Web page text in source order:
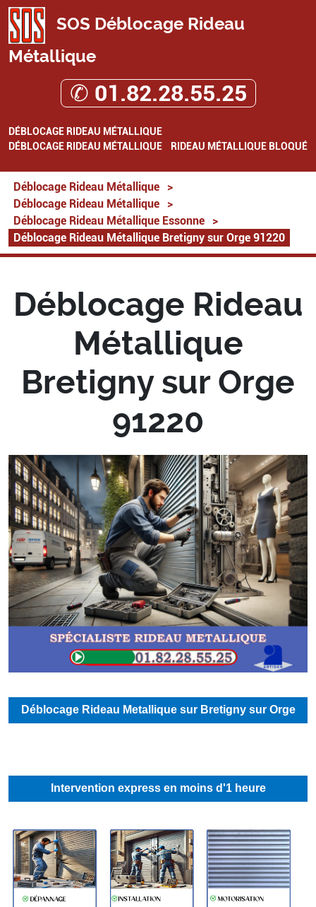
SOS Déblocage Rideau
Métallique
✆ 01.82.28.55.25
DÉBLOCAGE RIDEAU MÉTALLIQUE
DÉBLOCAGE RIDEAU MÉTALLIQUE
RIDEAU MÉTALLIQUE BLOQUÉ
Déblocage Rideau Métallique
>
Déblocage Rideau Métallique
>
Déblocage Rideau Métallique Essonne
>
Déblocage Rideau Métallique Bretigny sur Orge 91220
Déblocage Rideau
Métallique
Bretigny sur Orge
91220
Déblocage Rideau Metallique sur Bretigny sur Orge
Intervention express en moins d'1 heure